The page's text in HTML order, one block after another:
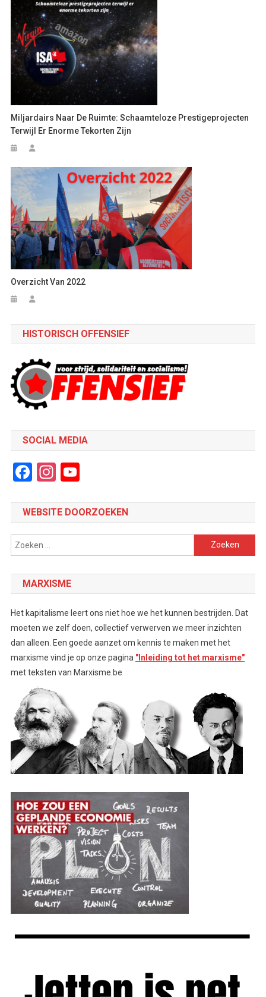
Miljardairs Naar De Ruimte: Schaamteloze Prestigeprojecten
Terwijl Er Enorme Tekorten Zijn
Overzicht Van 2022
HISTORISCH OFFENSIEF
SOCIAL MEDIA
Facebook
Instagram
YouTube
WEBSITE DOORZOEKEN
Zoeken
naar:
MARXISME
Het kapitalisme leert ons niet hoe we het kunnen bestrijden. Dat
moeten we zelf doen, collectief verwerven we meer inzichten
dan alleen. Een goede aanzet om kennis te maken met het
marxisme vind je op onze pagina "Inleiding tot het marxisme"
met teksten van Marxisme.be